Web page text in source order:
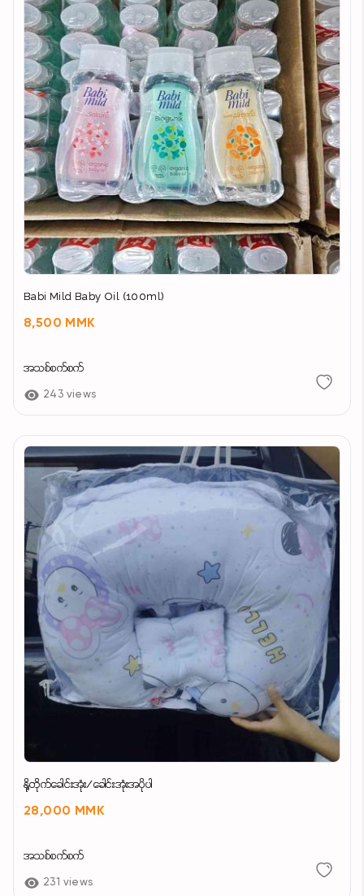
Babi Mild Baby Oil (100ml)
8,500 MMK
အသစ်စက်စက်
243 views
နို့တိုက်ခေါင်းအုံး/ခေါင်းအုံးအပိုပါ
28,000 MMK
အသစ်စက်စက်
231 views